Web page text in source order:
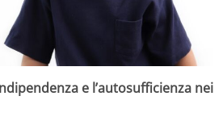
e l’autosufficienza nei